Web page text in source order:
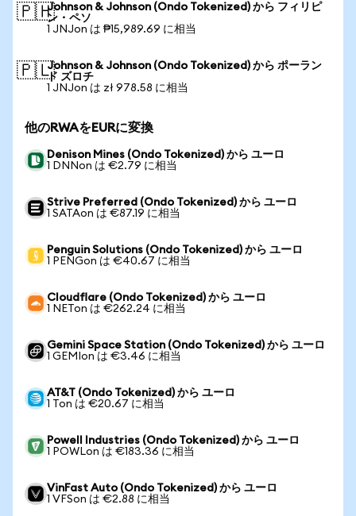
🇵🇭Johnson & Johnson (Ondo Tokenized) から フィリピ
ン・ペソ
1 JNJon は ₱15,989.69 に相当
🇵🇱Johnson & Johnson (Ondo Tokenized) から ポーラン
ド ズロチ
1 JNJon は zł 978.58 に相当
他のRWAをEURに変換
Denison Mines (Ondo Tokenized) から ユーロ
1 DNNon は €2.79 に相当
Strive Preferred (Ondo Tokenized) から ユーロ
1 SATAon は €87.19 に相当
Penguin Solutions (Ondo Tokenized) から ユーロ
1 PENGon は €40.67 に相当
Cloudflare (Ondo Tokenized) から ユーロ
1 NETon は €262.24 に相当
Gemini Space Station (Ondo Tokenized) から ユーロ
1 GEMIon は €3.46 に相当
AT&T (Ondo Tokenized) から ユーロ
1 Ton は €20.67 に相当
Powell Industries (Ondo Tokenized) から ユーロ
1 POWLon は €183.36 に相当
VinFast Auto (Ondo Tokenized) から ユーロ
1 VFSon は €2.88 に相当